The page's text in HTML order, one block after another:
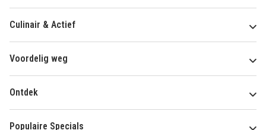
Culinair & Actief
Voordelig weg
Ontdek
Populaire Specials